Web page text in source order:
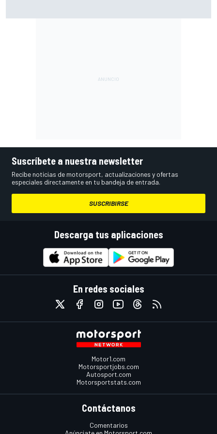
Suscríbete a nuestra newsletter
Recibe noticias de motorsport, actualizaciones y ofertas
especiales directamente en tu bandeja de entrada.
SUSCRIBIRSE
Descarga tus aplicaciones
En redes sociales
Motor1.com
Motorsportjobs.com
Autosport.com
Motorsportstats.com
Contáctanos
Comentarios